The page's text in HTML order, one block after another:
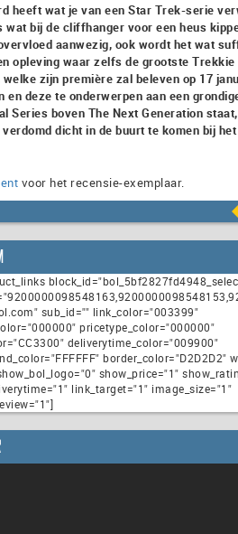
heeft wat je van een Star Trek-serie
bij de cliffhanger voor een heus
aanwezig, ook wordt het wat
opleving waar zelfs de grootste Trekkie
zijn première zal beleven op 17
deze te onderwerpen aan een
Series boven The Next Generation
dicht in de buurt te komen bij
voor het recensie-exemplaar.
sub_id="" link_color="003399"
pricetype_color="000000"
deliverytime_color="009900"
border_color="D2D2D2"
show_price="1"
link_target="1" image_size="1"